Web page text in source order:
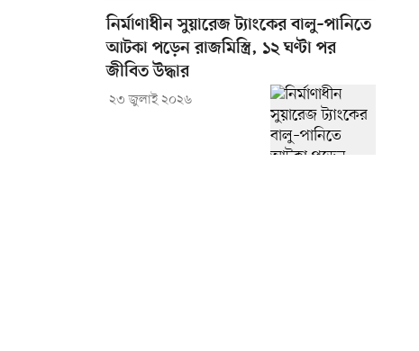
নির্মাণাধীন সুয়ারেজ ট্যাংকের বালু–পানিতে
আটকা পড়েন রাজমিস্ত্রি, ১২ ঘণ্টা পর
জীবিত উদ্ধার
২৩ জুলাই ২০২৬